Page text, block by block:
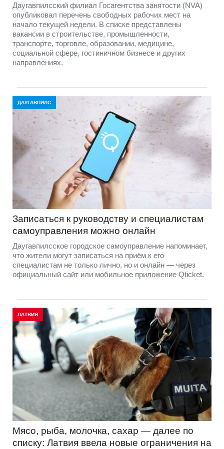
Даугавпилсский филиал Госагентства занятости (NVA)
опубликовал перечень свободных рабочих мест на
начало текущей недели. В списке представлены
вакансии в строительстве, промышленности,
транспорте, торговле, образовании, медицине,
социальной сфере, гостиничном бизнесе и других
направлениях.
ДАУГАВПИЛС
Записаться к руководству и специалистам
самоуправления можно онлайн
Даугавпилсское городское самоуправление напоминает,
что жители могут записаться на приём к его
специалистам не только лично, но и онлайн — через
официальный сайт или мобильное приложение Qticket.
ЛАТВИЯ
Мясо, рыба, молочка, сахар — далее по
списку: Латвия ввела новые ограничения на